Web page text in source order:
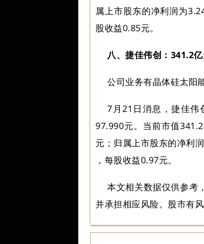
属上市股东的净利润为
股收益0.85元。
八、捷佳伟创：341.2
公司业务有晶体硅太阳
7月21日消息，捷佳伟
97.990元。当前市值
元；归属上市股东的净利
，每股收益0.97元。
本文相关数据仅供参考
并承担相应风险。股市有